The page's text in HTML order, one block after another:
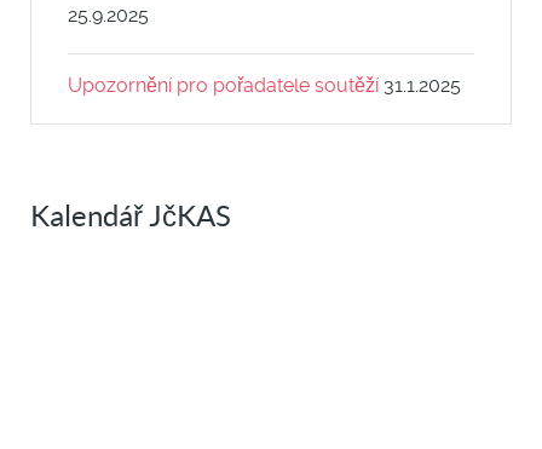
25.9.2025
Upozornění pro pořadatele soutěží 31.1.2025
Kalendář JčKAS